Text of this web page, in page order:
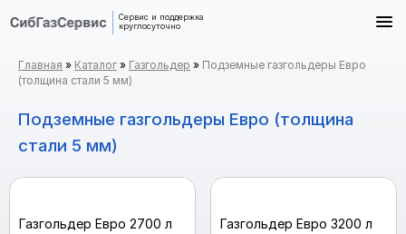
Cервис и поддержка
круглосуточно
Главная » Каталог » Газгольдер » Подземные газгольдеры Евро
(толщина стали 5 мм)
Подземные газгольдеры Евро (толщина
стали 5 мм)
Газгольдер Евро 2700 л Газгольдер Евро 3200 л